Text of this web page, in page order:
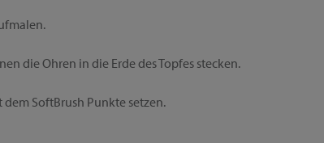
die Ohren in die Erde des Topfes stecken.
SoftBrush Punkte setzen.